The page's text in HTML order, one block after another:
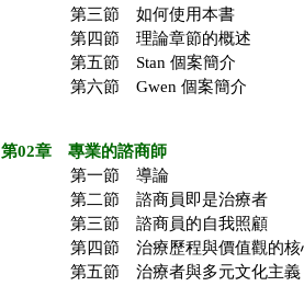
第三節 如何使用本書
第四節 理論章節的概述
第五節 Stan 個案簡介
第六節 Gwen 個案簡介
第02章 專業的諮商師
第一節 導論
第二節 諮商員即是治療者
第三節 諮商員的自我照顧
第四節 治療歷程與價值觀的核
第五節 治療者與多元文化主義